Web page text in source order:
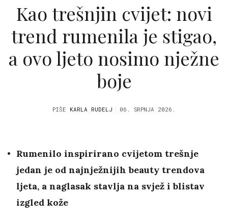
Kao trešnjin cvijet: novi
trend rumenila je stigao,
a ovo ljeto nosimo nježne
boje
PIŠE KARLA RUDELJ 06. SRPNJA 2026.
Rumenilo inspirirano cvijetom trešnje
jedan je od najnježnijih beauty trendova
ljeta, a naglasak stavlja na svjež i blistav
izgled kože